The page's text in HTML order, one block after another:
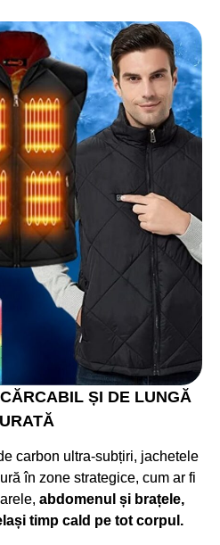
ȘI DE LUNGĂ
carbon ultra-subțiri, jachetele
în zone strategice, cum ar fi
abdomenul și brațele,
timp cald pe tot corpul.